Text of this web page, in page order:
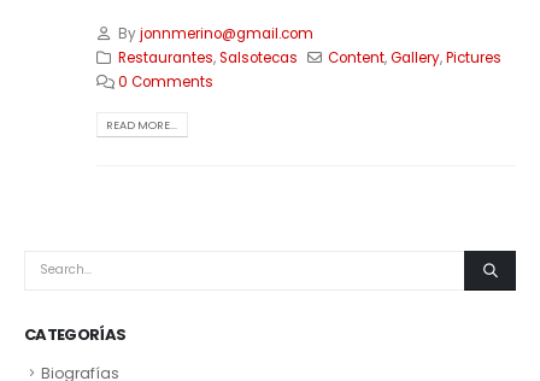
Byjonnmerino@gmail.com
Restaurantes,Salsotecas Content,Gallery,Pictures
0 Comments
READ MORE...
CATEGORÍAS
Biografías